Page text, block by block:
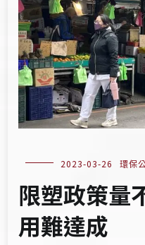
2023-03-26 環保
限塑政策量
用難達成